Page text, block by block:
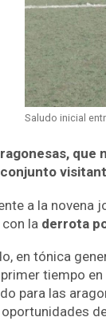
Saludo inicial
a la novena
la derrota
en tónica
tiempo
para las